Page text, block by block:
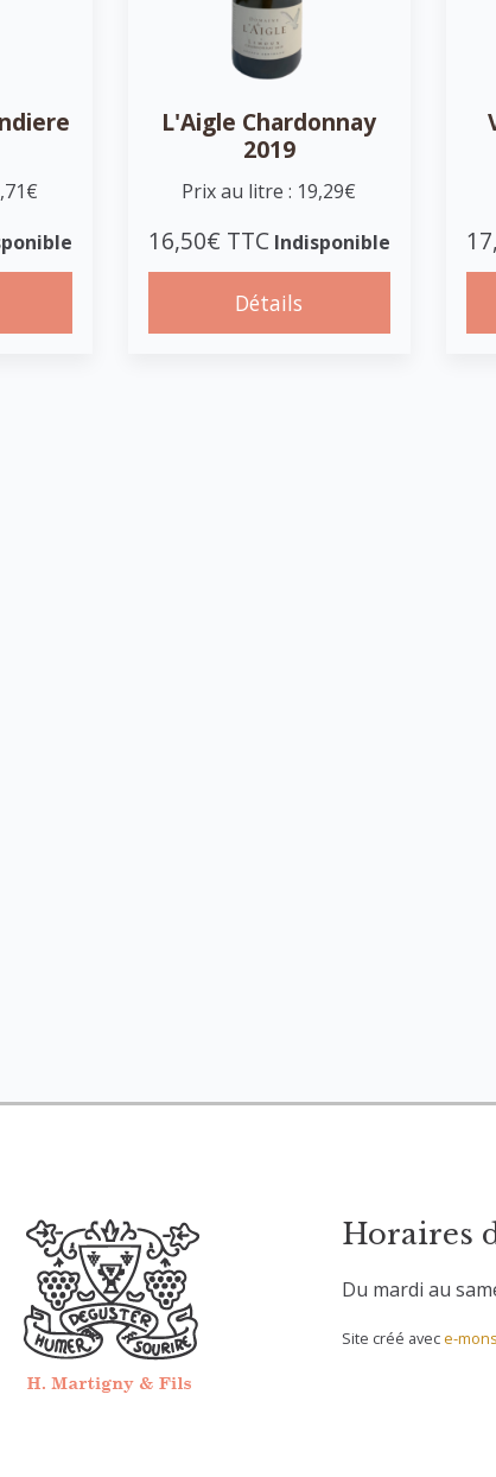
L'Aigle Chardonnay
2019
Prix au litre : 19,29€
16,50€ TTC Indisponible
Détails
Horaires
Du mardi au
Site créé avece-